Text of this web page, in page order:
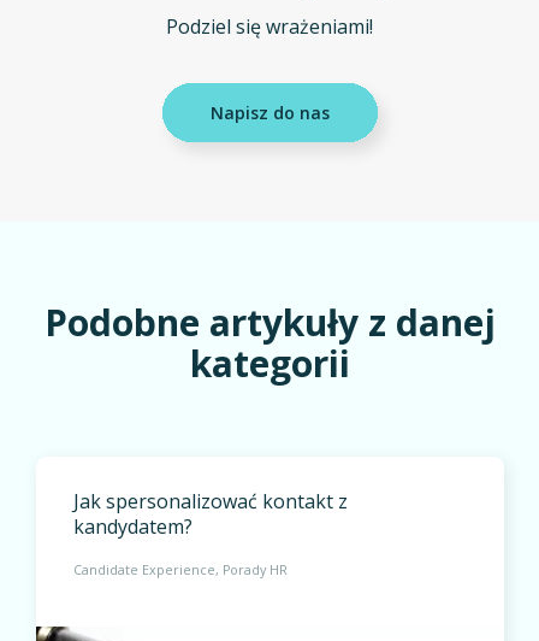
Podziel się wrażeniami!
Napisz do nas
Podobne artykuły z danej
kategorii
Jak spersonalizować kontakt z
kandydatem?
Candidate Experience Porady HR